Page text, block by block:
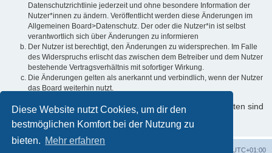
Diese Website nutzt Cookies, um dir den
bestmöglichen Komfort bei der Nutzung zu
bieten. Mehr erfahren
Datenschutzrichtlinie jederzeit und ohne besondere Information der
Nutzer*innen zu ändern. Veröffentlicht werden diese Änderungen im
Allgemeinen Board>Datenschutz. Der oder die Nutzer*in ist selbst
verantwortlich sich über Änderungen zu informieren
Der Nutzer ist berechtigt, den Änderungen zu widersprechen. Im Falle
des Widerspruchs erlischt das zwischen dem Betreiber und dem Nutzer
bestehende Vertragsverhältnis mit sofortiger Wirkung.
Die Änderungen gelten als anerkannt und verbindlich, wenn der Nutzer
das Board weiterhin nutzt.
Informationen über den Umgang mit Ihren persönlichen Daten sind
in der Datenschutzrichtlinie enthalten.
UTC+01:00